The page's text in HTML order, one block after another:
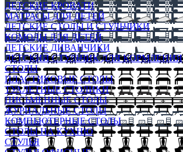
ДЕТСКИЕ КРОВАТИ
МАТРАСЫ ДЛЯ ДЕТЕЙ
ДЕТСКИЕ СТОЛЫ И СТУЛЬЧИКИ
КОМОДЫ ДЛЯ ДЕТЕЙ
ДЕТСКИЕ ДИВАНЧИКИ
ДЕТСКИЙ СТУЛЬЧИК ДЛЯ КОРМЛЕНИЯ
СТОЛЫ
ПЛАСТИКОВЫЕ СТОЛЫ
ТУАЛЕТНЫЕ СТОЛИКИ
ПИСЬМЕННЫЕ СТОЛЫ
ЖУРНАЛЬНЫЕ СТОЛЫ
КОМПЬЮТЕРНЫЕ СТОЛЫ
СТОЛЫ НА КУХНЮ
СТУЛЬЯ